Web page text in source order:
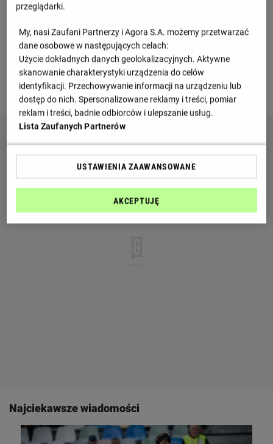
St. Johnstone
Zobacz więcej
Najciekawsze wiadomości
przeglądarki.
My, nasi Zaufani Partnerzy i Agora S.A. możemy przetwarzać
dane osobowe w następujących celach:
Użycie dokładnych danych geolokalizacyjnych. Aktywne
skanowanie charakterystyki urządzenia do celów
identyfikacji. Przechowywanie informacji na urządzeniu lub
dostęp do nich. Spersonalizowane reklamy i treści, pomiar
reklam i treści, badnie odbiorców i ulepszanie usług.
Lista Zaufanych Partnerów
USTAWIENIA ZAAWANSOWANE
AKCEPTUJĘ